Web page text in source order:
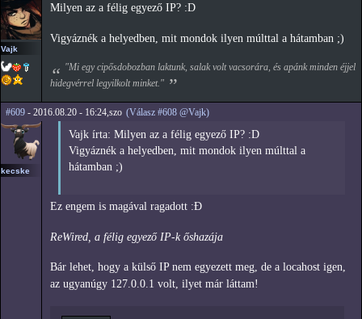
Vajk
Milyen az a félig egyező IP? :D
Vigyáznék a helyedben, mit mondok ilyen múlttal a hátamban ;)
"Mi egy cipősdobozban laktunk, salak volt vacsorára, és apánk minden éjjel
hidegvérrel legyilkolt minket."
#609 - 2016.08.20 - 16:24,szo (Válasz #608 @Vajk)
kecske
Vajk írta: Milyen az a félig egyező IP? :D
Vigyáznék a helyedben, mit mondok ilyen múlttal a
hátamban ;)
Ez engem is magával ragadott :Đ
ReWired, a félig egyező IP-k őshazája
Bár lehet, hogy a külső IP nem egyezett meg, de a locahost igen,
az ugyanúgy 127.0.0.1 volt, ilyet már láttam!